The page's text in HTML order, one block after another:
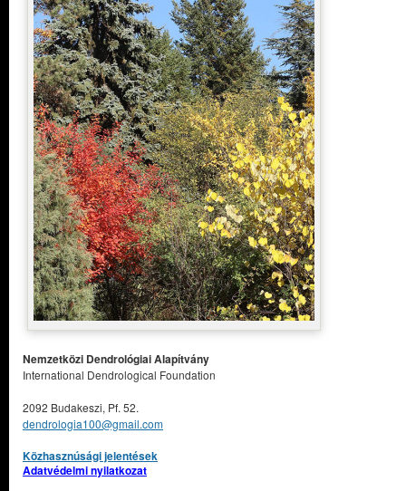
Nemzetközi Dendrológiai Alapítvány
International Dendrological Foundation
2092 Budakeszi, Pf. 52.
dendrologia100@gmail.com
Közhasznúsági jelentések
Adatvédelmi nyilatkozat